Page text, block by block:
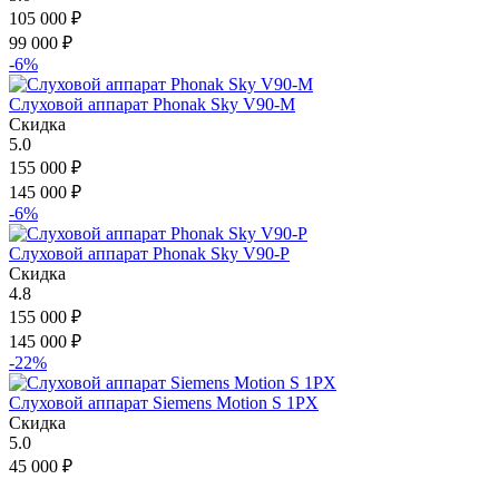
105 000 ₽
99 000 ₽
-6%
Слуховой аппарат Phonak Sky V90-M
Скидка
5.0
155 000 ₽
145 000 ₽
-6%
Слуховой аппарат Phonak Sky V90-P
Скидка
4.8
155 000 ₽
145 000 ₽
-22%
Слуховой аппарат Siemens Motion S 1PX
Скидка
5.0
45 000 ₽